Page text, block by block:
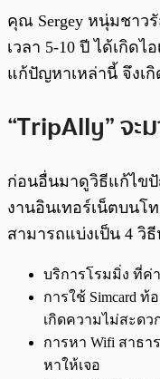
คุณ Sergey หนุ่มชาวรั
เวลา 5-10 ปี ได้เกิดไ
แก้ปัญหาเหล่านี้ จึงเ
“TripAlly” จะ
ก่อนอื่นมาดูวิธีแก้ไข
งานอินเทอร์เน็ตบนโ
สามารถแบ่งเป็น 4 วิ
บริการโรมมิ่ง ที่ค่
การใช้ Simcard ท้
เกิดความไม่สะดว
การหา Wifi สาธา
หาให้เจอ